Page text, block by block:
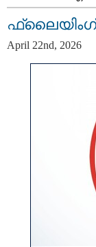
ഫ്ലൈയിംഗ്
April 22nd, 2026